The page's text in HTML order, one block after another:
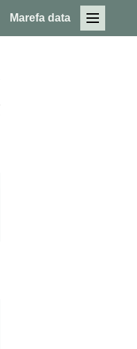
القائمة الرئيسية
Marefa data